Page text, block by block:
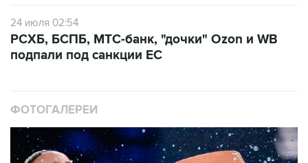
24 июля 02:54
РСХБ, БСПБ, МТС-банк, "дочки" Ozon и WB
подпали под санкции ЕС
ФОТОГАЛЕРЕИ